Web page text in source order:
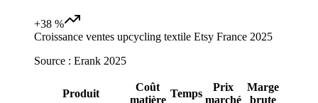
+38 %
Croissance ventes upcycling textile Etsy France 2025
Source : Erank 2025
Produit
Coût
matière
Temps
Prix
marché
Marge
brute